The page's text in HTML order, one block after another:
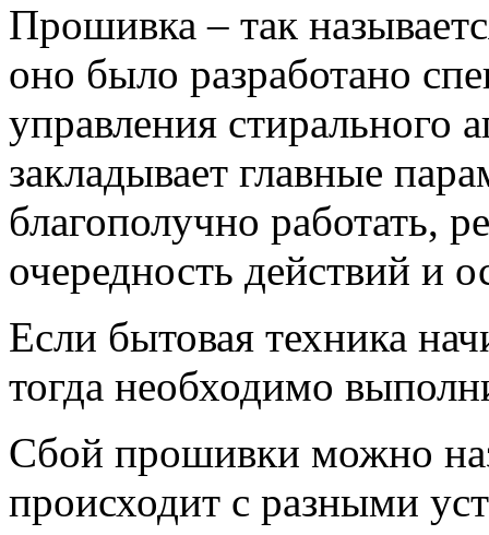
Прошивка – так
оно было разработано
управления стирального
закладывает главные
благополучно работать,
очередность действий и
Если бытовая техника
тогда необходимо
Сбой прошивки можно
происходит с разными